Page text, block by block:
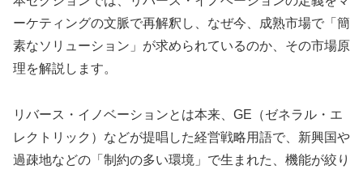
ーケティングの文脈で再解釈し、なぜ今、成熟市場で「簡
素なソリューション」が求められているのか、その市場原
理を解説します。
リバース・イノベーションとは本来、GE（ゼネラル・エ
レクトリック）などが提唱した経営戦略用語で、新興国や
過疎地などの「制約の多い環境」で生まれた、機能が絞り